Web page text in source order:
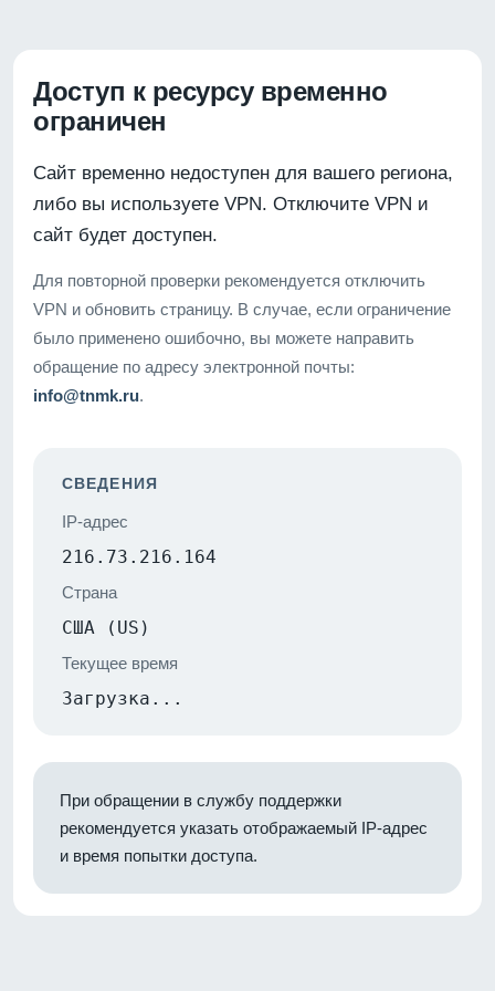
Доступ к ресурсу временно
ограничен
Сайт временно недоступен для вашего региона,
либо вы используете VPN. Отключите VPN и
сайт будет доступен.
Для повторной проверки рекомендуется отключить
VPN и обновить страницу. В случае, если ограничение
было применено ошибочно, вы можете направить
обращение по адресу электронной почты:
info@tnmk.ru.
СВЕДЕНИЯ
IP-адрес
216.73.216.164
Страна
США (US)
Текущее время
Загрузка...
При обращении в службу поддержки
рекомендуется указать отображаемый IP-адрес
и время попытки доступа.